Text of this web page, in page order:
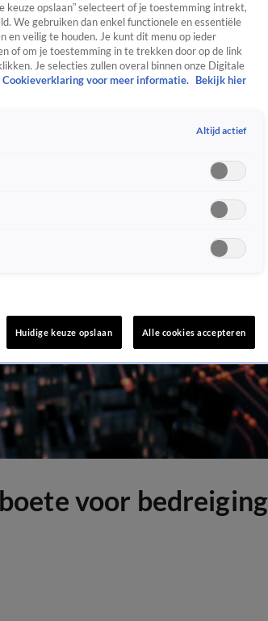
voor bedreiging
keuze opslaan” selecteert of je toestemming intrekt,
We gebruiken dan enkel functionele en essentiële
en veilig te houden. Je kunt dit menu op ieder
of om je toestemming in te trekken door op de link
Je selecties zullen overal binnen onze Digitale
Cookieverklaring voor meer informatie.
Bekijk hier
Altijd actief
Huidige keuze opslaan Alle cookies accepteren